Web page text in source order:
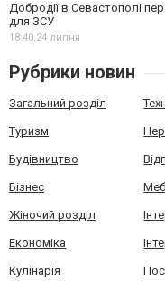
Добродії в Севастополі
для ЗСУ
18:40,24 липня
Рубрики новин
Загальний розділ
Туризм
Будівництво
Бізнес
Жіночий розділ
Економіка
Кулінарія